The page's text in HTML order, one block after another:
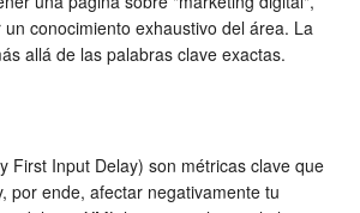
conocimiento exhaustivo del área. La
allá de las palabras clave exactas.
First Input Delay) son métricas clave que
por ende, afectar negativamente tu